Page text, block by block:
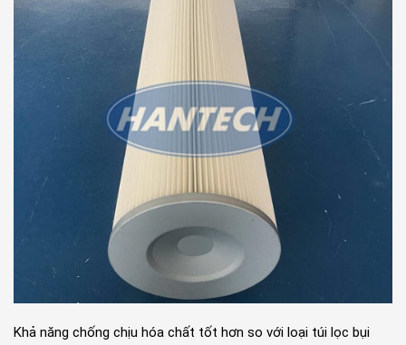
Khả năng chống chịu hóa chất tốt hơn so với loại túi lọc bụi